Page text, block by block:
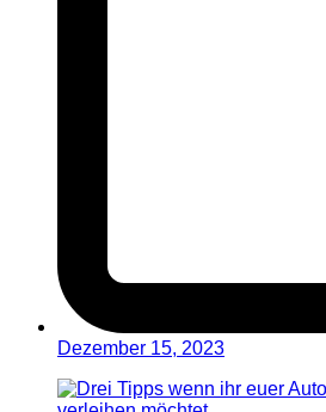
Dezember 15, 2023